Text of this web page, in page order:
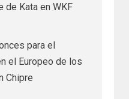
de Kata en WKF
para el
el Europeo de los
Chipre